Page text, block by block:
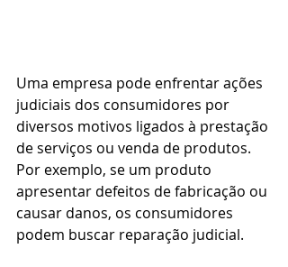
Uma empresa pode enfrentar ações
judiciais dos consumidores por
diversos motivos ligados à prestação
de serviços ou venda de produtos.
Por exemplo, se um produto
apresentar defeitos de fabricação ou
causar danos, os consumidores
podem buscar reparação judicial.